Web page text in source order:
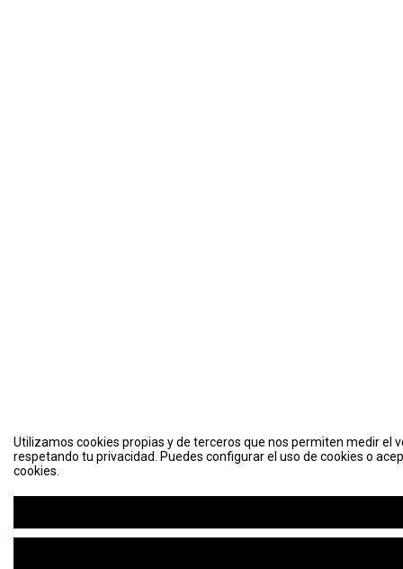
Utilizamos cookies propias y de terceros que nos permiten medir el
respetando tu privacidad. Puedes configurar el uso de cookies o
cookies.